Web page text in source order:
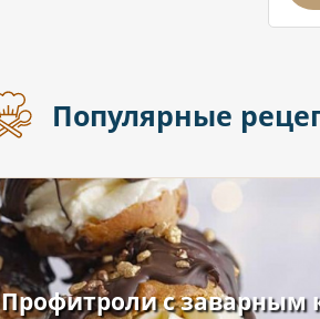
Популярные
Профитроли с заварным